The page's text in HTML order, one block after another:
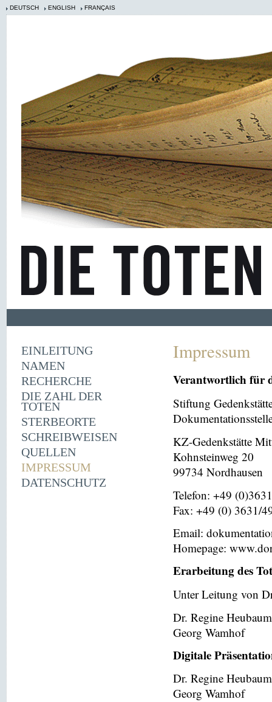
DEUTSCH ENGLISH FRANÇAIS
EINLEITUNG
NAMEN
RECHERCHE
DIE ZAHL DER
TOTEN
STERBEORTE
SCHREIBWEISEN
QUELLEN
IMPRESSUM
DATENSCHUTZ
Impressum
Verantwortlich für
Stiftung
KZ-Gedenkstätte
Kohnsteinweg 20
99734 Nordhausen
Telefon: +49
Fax: +49 (0) 3631/
Email:
Homepage:
Erarbeitung des
Unter Leitung von
Dr. Regine Heubaum
Georg Wamhof
Digitale
Dr. Regine Heubaum
Georg Wamhof